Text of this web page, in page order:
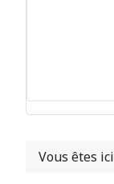
Vous êtes